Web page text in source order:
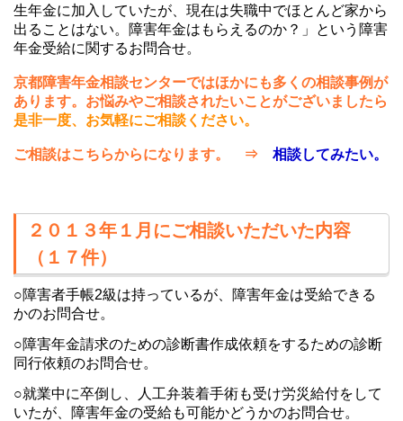
生年金に加入していたが、現在は失職中でほとんど家から
出ることはない。障害年金はもらえるのか？」という障害
年金受給に関するお問合せ。
京都障害年金相談センターではほかにも多くの相談事例が
あります。お悩みやご相談されたいことがございましたら
是非一度、お気軽にご相談ください。
ご相談はこちらからになります。 ⇒ 相談してみたい。
２０１３年１月にご相談いただいた内容
（１７件）
○障害者手帳2級は持っているが、障害年金は受給できる
かのお問合せ。
○障害年金請求のための診断書作成依頼をするための診断
同行依頼のお問合せ。
○就業中に卒倒し、人工弁装着手術も受け労災給付をして
いたが、障害年金の受給も可能かどうかのお問合せ。